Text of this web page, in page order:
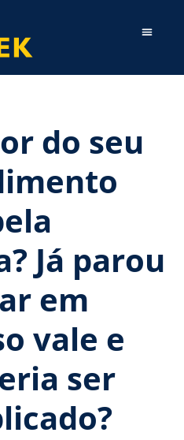
do seu
Já parou
em
vale e
ser